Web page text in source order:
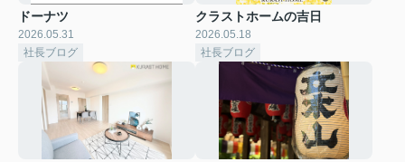
ドーナツ
2026.05.31
社長ブログ
クラストホームの吉日
2026.05.18
社長ブログ